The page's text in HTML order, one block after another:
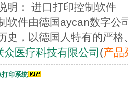
明： 进口打印控制软
软件由德国aycan数字公
史，以德国人特有的严格
众医疗科技有限公司 (产品
打印系统